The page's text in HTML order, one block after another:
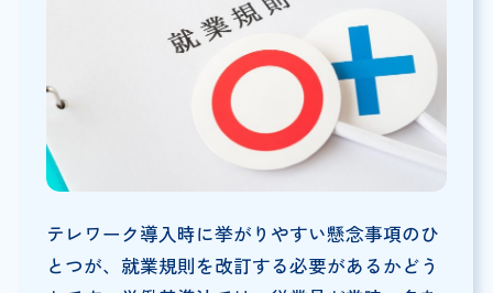
テレワーク導入時に挙がりやすい懸念事項のひ
とつが、就業規則を改訂する必要があるかどう